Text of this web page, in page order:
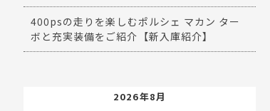
400psの走りを楽しむポルシェ マカン ター
ボと充実装備をご紹介【新入庫紹介】
2026年8月